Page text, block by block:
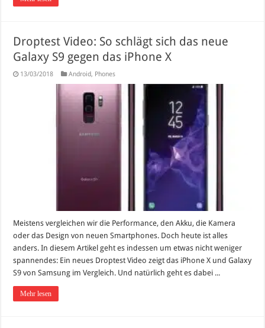
Droptest Video: So schlägt sich das neue
Galaxy S9 gegen das iPhone X
13/03/2018 Android, Phones
Meistens vergleichen wir die Performance, den Akku, die Kamera
oder das Design von neuen Smartphones. Doch heute ist alles
anders. In diesem Artikel geht es indessen um etwas nicht weniger
spannendes: Ein neues Droptest Video zeigt das iPhone X und Galaxy
S9 von Samsung im Vergleich. Und natürlich geht es dabei ...
Mehr lesen